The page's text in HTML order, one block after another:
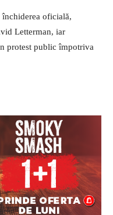
oficială,
Letterman, iar
protest public împotriva